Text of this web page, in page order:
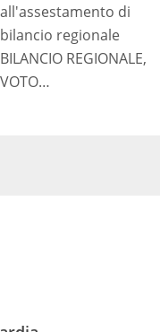
all'assestamento di
bilancio regionale
BILANCIO REGIONALE,
VOTO…